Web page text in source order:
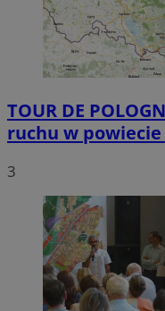
TOUR DE
ruchu w
3